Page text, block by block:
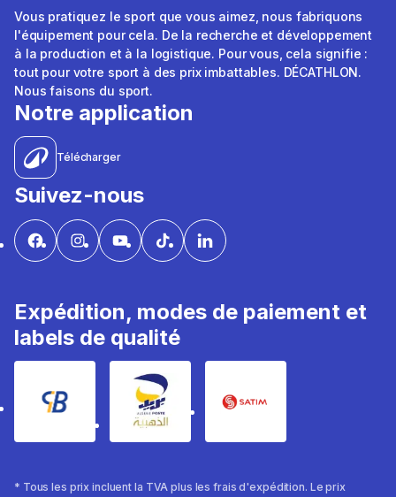
Vous pratiquez le sport que vous aimez, nous fabriquons
l'équipement pour cela. De la recherche et développement
à la production et à la logistique. Pour vous, cela signifie :
tout pour votre sport à des prix imbattables. DÉCATHLON.
Nous faisons du sport.
Notre application
Télécharger
Suivez-nous
Expédition, modes de paiement et
labels de qualité
* Tous les prix incluent la TVA plus les frais d'expédition. Le prix